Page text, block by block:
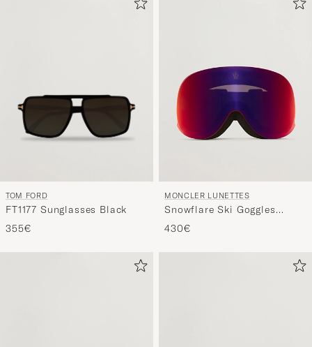
TOM FORD
FT1177 Sunglasses Black
355€
MONCLER LUNETTES
Snowflare Ski Goggles
Black/Red
430€